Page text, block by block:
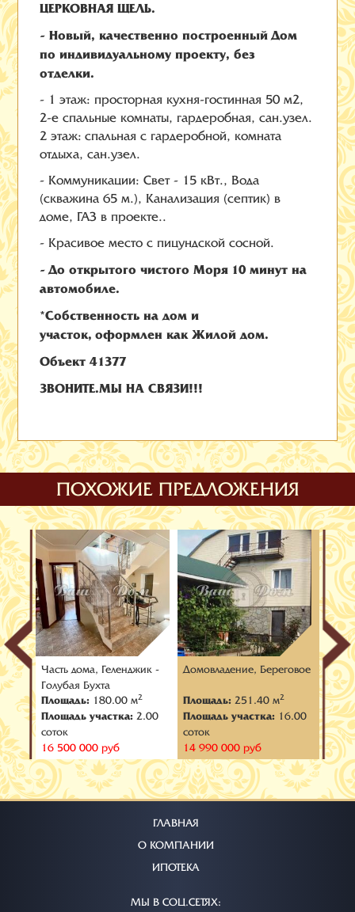
ЦЕРКОВНАЯ ЩЕЛЬ.
- Новый, качественно построенный Дом
по индивидуальному проекту, без
отделки.
- 1 этаж: просторная кухня-гостинная 50 м2,
2-е спальные комнаты, гардеробная, сан.узел.
2 этаж: спальная с гардеробной, комната
отдыха, сан.узел.
- Коммуникации: Свет - 15 кВт., Вода
(скважина 65 м.), Канализация (септик) в
доме, ГАЗ в проекте..
- Красивое место с пицундской сосной.
-До открытого чистого Моря 10 минут на
автомобиле.
*Собственность на дом и
участок, оформлен как Жилой дом.
Объект 41377
ЗВОНИТЕ.МЫ НА СВЯЗИ!!!
ПОХОЖИЕ ПРЕДЛОЖЕНИЯ
Часть дома, Геленджик -
Голубая Бухта
Площадь: 180.00 м2
Площадь участка: 2.00
соток
16 500 000 руб
Домовладение, Береговое
Площадь: 251.40 м2
Площадь участка: 16.00
соток
14 990 000 руб
соток
19
ГЛАВНАЯ
О КОМПАНИИ
ИПОТЕКА
МЫ В СОЦ.СЕТЯХ: